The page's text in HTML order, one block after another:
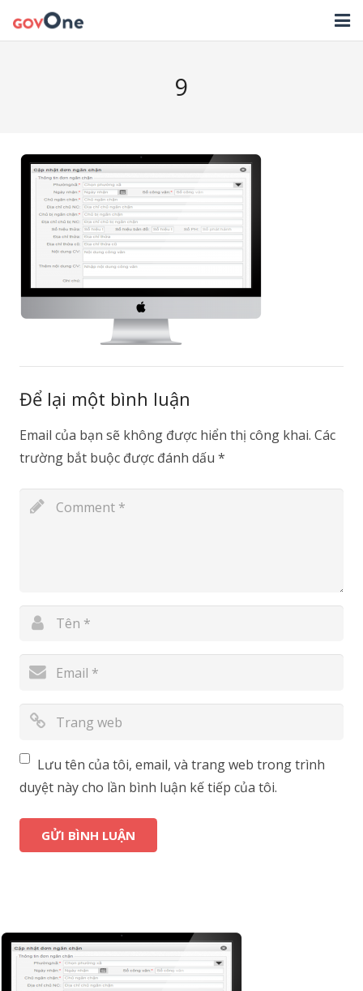
HỖ TRỢ
TẢI ỨNG DỤNG
LIÊN HỆ
NHẬT KÝ CẬP NHẬT PHẦN MỀM
9
Để lại một bình luận
Email của bạn sẽ không được hiển thị công khai. Các
trường bắt buộc được đánh dấu *
Lưu tên của tôi, email, và trang web trong trình
duyệt này cho lần bình luận kế tiếp của tôi.